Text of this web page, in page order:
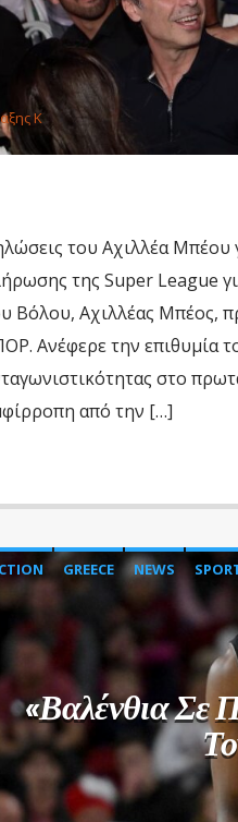
Κ
του Αχιλλέα Μπέου
της Super League
Βόλου, Αχιλλέας Μπέος,
Ανέφερε την επιθυμία
στο
από την […]
GREECE NEWS
«Βαλένθια Σε